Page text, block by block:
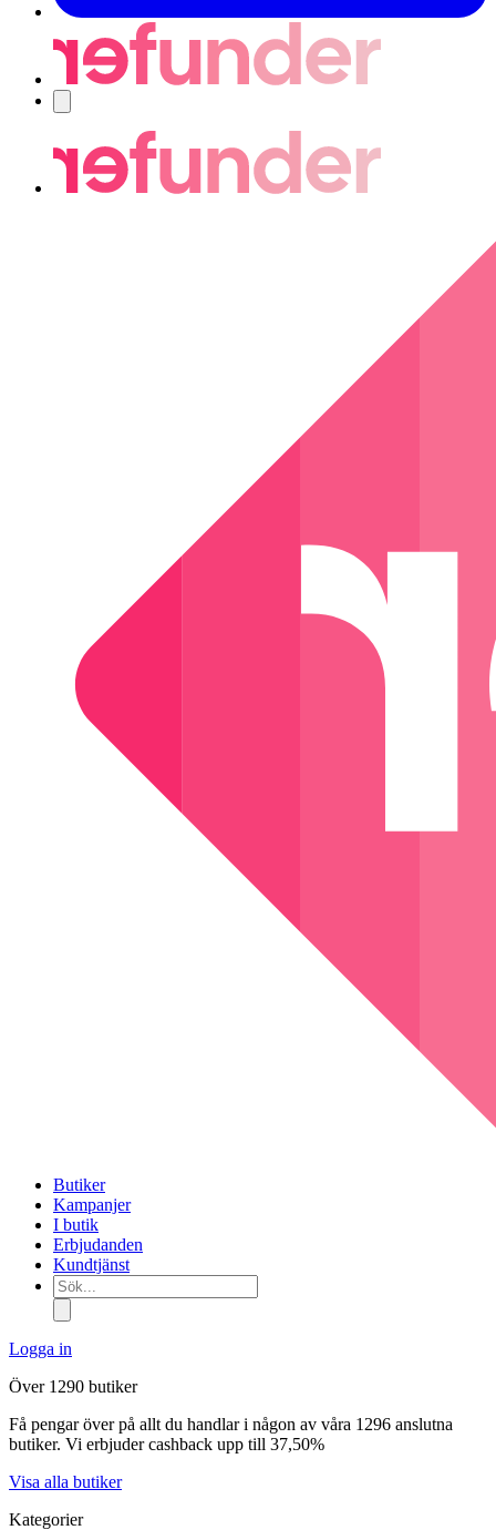
Butiker
Kampanjer
I butik
Erbjudanden
Kundtjänst
Sök...
Logga in
Över 1290 butiker
Få pengar över på allt du handlar i någon av våra 1296 anslutna
butiker. Vi erbjuder cashback upp till 37,50%
Visa alla butiker
Kategorier